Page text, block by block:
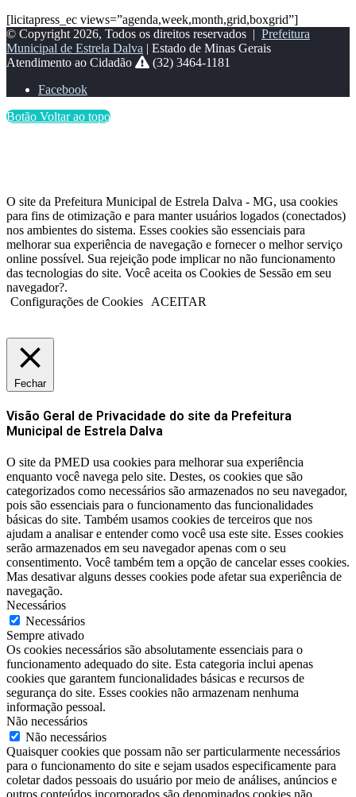
[licitapress_ec views=”agenda,week,month,grid,boxgrid”]
© Copyright 2026, Todos os direitos reservados | Prefeitura
Municipal de Estrela Dalva | Estado de Minas Gerais
Atendimento ao Cidadão
(32) 3464-1181
Facebook
Botão Voltar ao topo
O site da Prefeitura Municipal de Estrela Dalva - MG, usa cookies
para fins de otimização e para manter usuários logados (conectados)
nos ambientes do sistema. Esses cookies são essenciais para
melhorar sua experiência de navegação e fornecer o melhor serviço
online possível. Sua rejeição pode implicar no não funcionamento
das tecnologias do site. Você aceita os Cookies de Sessão em seu
navegador?.
Configurações de Cookies
ACEITAR
Fechar
Visão Geral de Privacidade do site da Prefeitura
Municipal de Estrela Dalva
O site da PMED usa cookies para melhorar sua experiência
enquanto você navega pelo site. Destes, os cookies que são
categorizados como necessários são armazenados no seu navegador,
pois são essenciais para o funcionamento das funcionalidades
básicas do site. Também usamos cookies de terceiros que nos
ajudam a analisar e entender como você usa este site. Esses cookies
serão armazenados em seu navegador apenas com o seu
consentimento. Você também tem a opção de cancelar esses cookies.
Mas desativar alguns desses cookies pode afetar sua experiência de
navegação.
Necessários
Necessários
Sempre ativado
Os cookies necessários são absolutamente essenciais para o
funcionamento adequado do site. Esta categoria inclui apenas
cookies que garantem funcionalidades básicas e recursos de
segurança do site. Esses cookies não armazenam nenhuma
informação pessoal.
Não necessários
Não necessários
Quaisquer cookies que possam não ser particularmente necessários
para o funcionamento do site e sejam usados ​​especificamente para
coletar dados pessoais do usuário por meio de análises, anúncios e